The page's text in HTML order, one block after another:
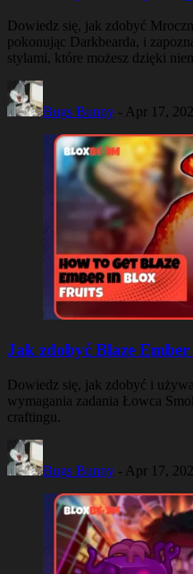
Dowiedz się, jak zdobyć
pokonując Darkbearda, i
stylami, które możesz dzięki
Bugs Bunny - Apr 17,
Jak zdobyć Blaze
Dowiedz się, jak zdobyć i
wymagania zadania Łowca
craftingu.
Bugs Bunny - Apr 17,